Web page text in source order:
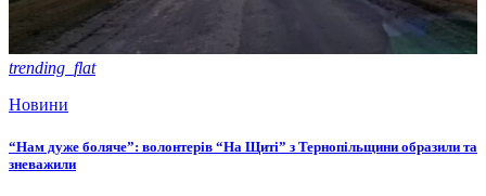
trending_flat
Новини
“Нам дуже боляче”: волонтерів “На Щиті” з Тернопільщини образили та
зневажили